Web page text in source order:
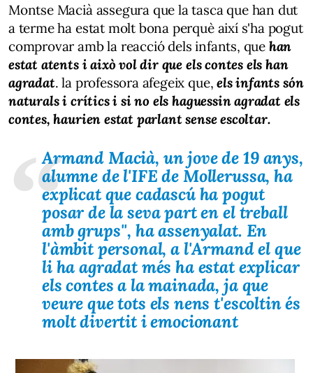
Montse Macià assegura que la tasca que han dut
a terme ha estat molt bona perquè així s'ha pogut
comprovar amb la reacció dels infants, que han
estat atents i això vol dir que els contes els han
agradat. la professora afegeix que,els infants són
naturals i crítics i si no els haguessin agradat els
contes, haurien estat parlant sense escoltar.
Armand Macià, un jove de 19 anys,
alumne de l'IFE de Mollerussa, ha
explicat que cadascú ha pogut
posar de la seva part en el treball
amb grups'', ha assenyalat. En
l'àmbit personal, a l'Armand el que
li ha agradat més ha estat explicar
els contes a la mainada, ja que
veure que tots els nens t'escoltin és
molt divertit i emocionant